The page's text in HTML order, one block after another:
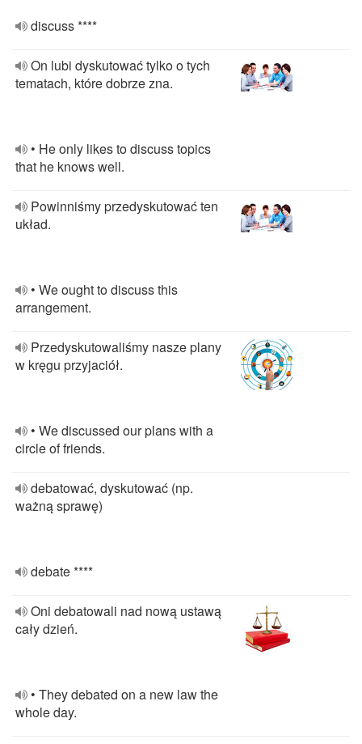
discuss ****
On lubi dyskutować tylko o tych
tematach, które dobrze zna.
• He only likes to discuss topics
that he knows well.
Powinniśmy przedyskutować ten
układ.
• We ought to discuss this
arrangement.
Przedyskutowaliśmy nasze plany
w kręgu przyjaciół.
• We discussed our plans with a
circle of friends.
debatować, dyskutować (np.
ważną sprawę)
debate ****
Oni debatowali nad nową ustawą
cały dzień.
• They debated on a new law the
whole day.